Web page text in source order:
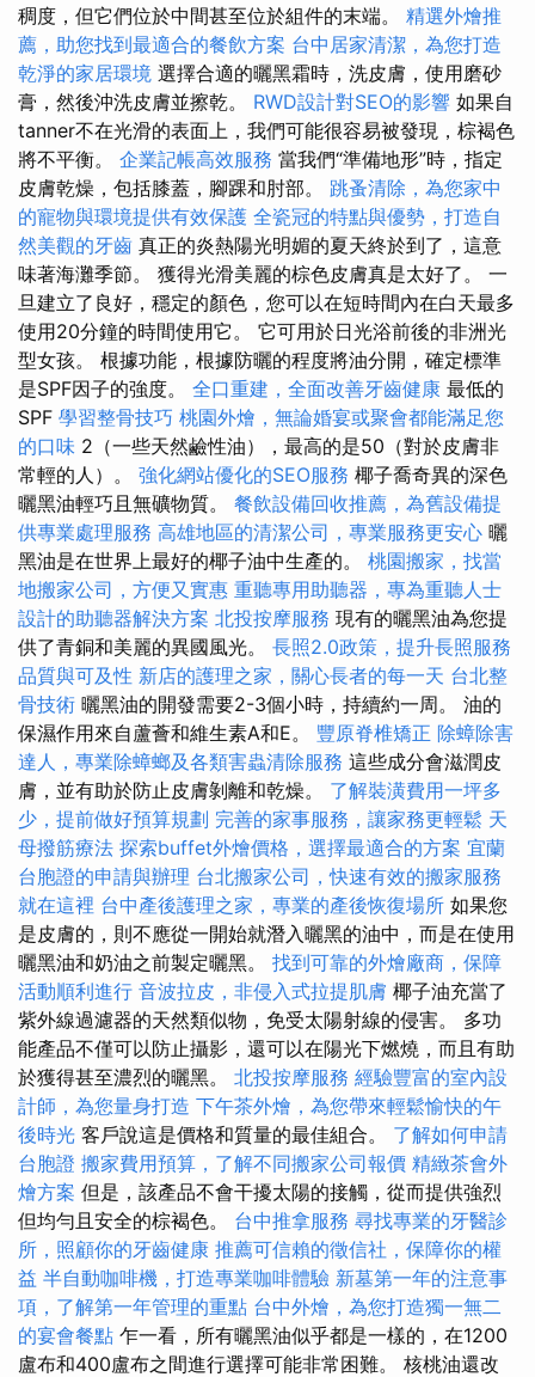
稠度，但它們位於中間甚至位於組件的末端。 精選外燴推
薦，助您找到最適合的餐飲方案 台中居家清潔，為您打造
乾淨的家居環境 選擇合適的曬黑霜時，洗皮膚，使用磨砂
膏，然後沖洗皮膚並擦乾。 RWD設計對SEO的影響 如果自
tanner不在光滑的表面上，我們可能很容易被發現，棕褐色
將不平衡。 企業記帳高效服務 當我們“準備地形”時，指定
皮膚乾燥，包括膝蓋，腳踝和肘部。 跳蚤清除，為您家中
的寵物與環境提供有效保護 全瓷冠的特點與優勢，打造自
然美觀的牙齒 真正的炎熱陽光明媚的夏天終於到了，這意
味著海灘季節。 獲得光滑美麗的棕色皮膚真是太好了。 一
旦建立了良好，穩定的顏色，您可以在短時間內在白天最多
使用20分鐘的時間使用它。 它可用於日光浴前後的非洲光
型女孩。 根據功能，根據防曬的程度將油分開，確定標準
是SPF因子的強度。 全口重建，全面改善牙齒健康 最低的
SPF 學習整骨技巧 桃園外燴，無論婚宴或聚會都能滿足您
的口味 2（一些天然鹼性油），最高的是50（對於皮膚非
常輕的人）。 強化網站優化的SEO服務 椰子喬奇異的深色
曬黑油輕巧且無礦物質。 餐飲設備回收推薦，為舊設備提
供專業處理服務 高雄地區的清潔公司，專業服務更安心 曬
黑油是在世界上最好的椰子油中生產的。 桃園搬家，找當
地搬家公司，方便又實惠 重聽專用助聽器，專為重聽人士
設計的助聽器解決方案 北投按摩服務 現有的曬黑油為您提
供了青銅和美麗的異國風光。 長照2.0政策，提升長照服務
品質與可及性 新店的護理之家，關心長者的每一天 台北整
骨技術 曬黑油的開發需要2-3個小時，持續約一周。 油的
保濕作用來自蘆薈和維生素A和E。 豐原脊椎矯正 除蟑除害
達人，專業除蟑螂及各類害蟲清除服務 這些成分會滋潤皮
膚，並有助於防止皮膚剝離和乾燥。 了解裝潢費用一坪多
少，提前做好預算規劃 完善的家事服務，讓家務更輕鬆 天
母撥筋療法 探索buffet外燴價格，選擇最適合的方案 宜蘭
台胞證的申請與辦理 台北搬家公司，快速有效的搬家服務
就在這裡 台中產後護理之家，專業的產後恢復場所 如果您
是皮膚的，則不應從一開始就潛入曬黑的油中，而是在使用
曬黑油和奶油之前製定曬黑。 找到可靠的外燴廠商，保障
活動順利進行 音波拉皮，非侵入式拉提肌膚 椰子油充當了
紫外線過濾器的天然類似物，免受太陽射線的侵害。 多功
能產品不僅可以防止攝影，還可以在陽光下燃燒，而且有助
於獲得甚至濃烈的曬黑。 北投按摩服務 經驗豐富的室內設
計師，為您量身打造 下午茶外燴，為您帶來輕鬆愉快的午
後時光 客戶說這是價格和質量的最佳組合。 了解如何申請
台胞證 搬家費用預算，了解不同搬家公司報價 精緻茶會外
燴方案 但是，該產品不會干擾太陽的接觸，從而提供強烈
但均勻且安全的棕褐色。 台中推拿服務 尋找專業的牙醫診
所，照顧你的牙齒健康 推薦可信賴的徵信社，保障你的權
益 半自動咖啡機，打造專業咖啡體驗 新墓第一年的注意事
項，了解第一年管理的重點 台中外燴，為您打造獨一無二
的宴會餐點 乍一看，所有曬黑油似乎都是一樣的，在1200
盧布和400盧布之間進行選擇可能非常困難。 核桃油還改